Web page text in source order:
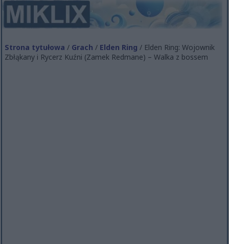
Strona tytułowa / Grach / Elden Ring / Elden Ring: Wojownik
Zbłąkany i Rycerz Kuźni (Zamek Redmane) – Walka z bossem